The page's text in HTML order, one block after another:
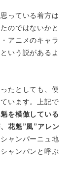
っている着方は
のではないかと
アニメのキャラ
いう説があるよ
たとしても、便
います。上記で
を模倣している
花魁”風”アレン
ャンパーニュ地
ャンパンと呼ぶ